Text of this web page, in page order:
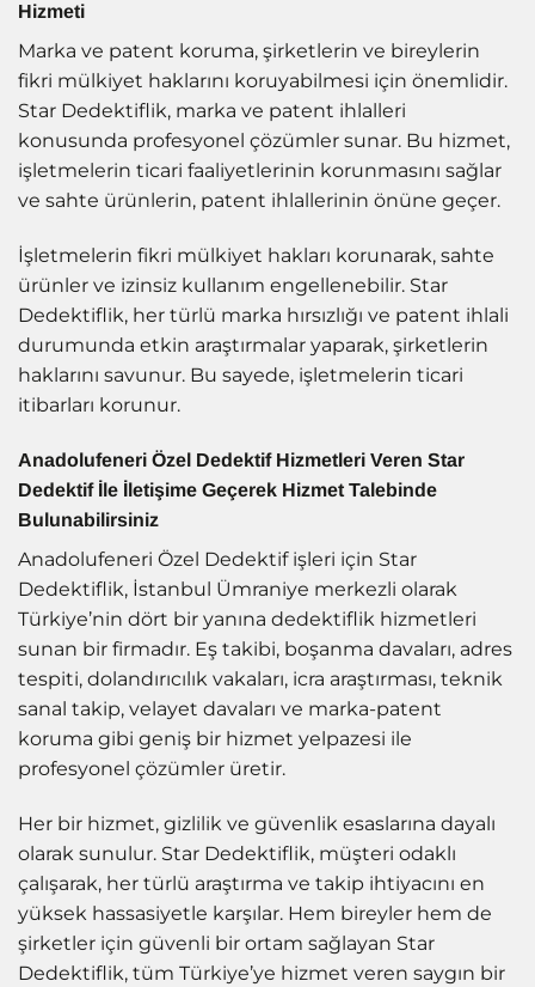
Hizmeti
Marka ve patent koruma, şirketlerin ve bireylerin
fikri mülkiyet haklarını koruyabilmesi için önemlidir.
Star Dedektiflik, marka ve patent ihlalleri
konusunda profesyonel çözümler sunar. Bu hizmet,
işletmelerin ticari faaliyetlerinin korunmasını sağlar
ve sahte ürünlerin, patent ihlallerinin önüne geçer.
İşletmelerin fikri mülkiyet hakları korunarak, sahte
ürünler ve izinsiz kullanım engellenebilir. Star
Dedektiflik, her türlü marka hırsızlığı ve patent ihlali
durumunda etkin araştırmalar yaparak, şirketlerin
haklarını savunur. Bu sayede, işletmelerin ticari
itibarları korunur.
Anadolufeneri Özel Dedektif Hizmetleri Veren Star
Dedektif İle İletişime Geçerek Hizmet Talebinde
Bulunabilirsiniz
Anadolufeneri Özel Dedektif işleri için Star
Dedektiflik, İstanbul Ümraniye merkezli olarak
Türkiye’nin dört bir yanına dedektiflik hizmetleri
sunan bir firmadır. Eş takibi, boşanma davaları, adres
tespiti, dolandırıcılık vakaları, icra araştırması, teknik
sanal takip, velayet davaları ve marka-patent
koruma gibi geniş bir hizmet yelpazesi ile
profesyonel çözümler üretir.
Her bir hizmet, gizlilik ve güvenlik esaslarına dayalı
olarak sunulur. Star Dedektiflik, müşteri odaklı
çalışarak, her türlü araştırma ve takip ihtiyacını en
yüksek hassasiyetle karşılar. Hem bireyler hem de
şirketler için güvenli bir ortam sağlayan Star
Dedektiflik, tüm Türkiye’ye hizmet veren saygın bir